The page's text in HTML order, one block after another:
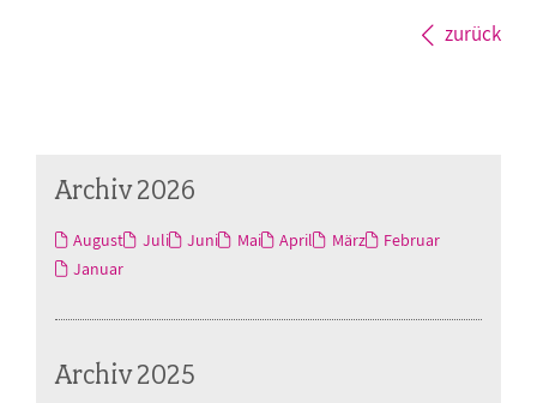
zurück
Archiv 2026
August Juli Juni Mai April März
Februar
Januar
Archiv 2025